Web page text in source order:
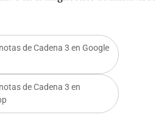
de Cadena 3 en Google
de Cadena 3 en